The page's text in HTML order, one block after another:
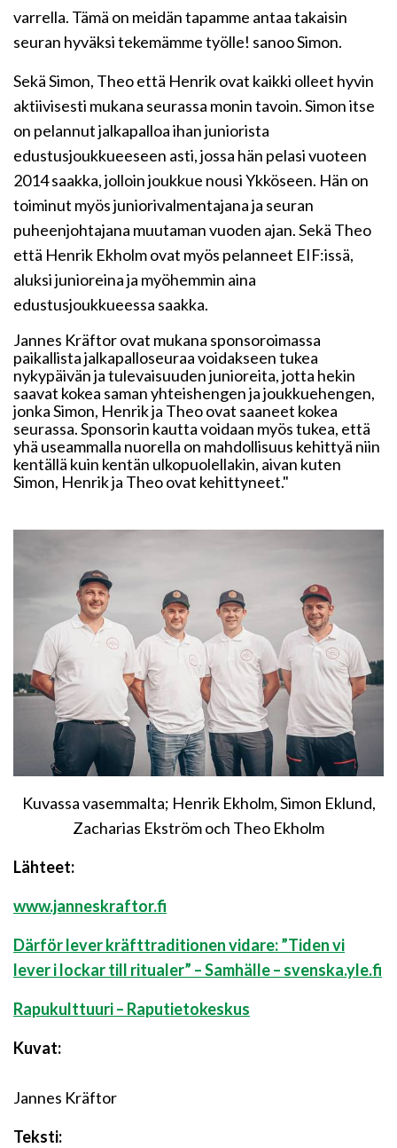
varrella. Tämä on meidän tapamme antaa takaisin
seuran hyväksi tekemämme työlle! sanoo Simon.
Sekä Simon, Theo että Henrik ovat kaikki olleet hyvin
aktiivisesti mukana seurassa monin tavoin. Simon itse
on pelannut jalkapalloa ihan juniorista
edustusjoukkueeseen asti, jossa hän pelasi vuoteen
2014 saakka, jolloin joukkue nousi Ykköseen. Hän on
toiminut myös juniorivalmentajana ja seuran
puheenjohtajana muutaman vuoden ajan. Sekä Theo
että Henrik Ekholm ovat myös pelanneet EIF:issä,
aluksi junioreina ja myöhemmin aina
edustusjoukkueessa saakka.
Jannes Kräftor ovat mukana sponsoroimassa
paikallista jalkapalloseuraa voidakseen tukea
nykypäivän ja tulevaisuuden junioreita, jotta hekin
saavat kokea saman yhteishengen ja joukkuehengen,
jonka Simon, Henrik ja Theo ovat saaneet kokea
seurassa. Sponsorin kautta voidaan myös tukea, että
yhä useammalla nuorella on mahdollisuus kehittyä niin
kentällä kuin kentän ulkopuolellakin, aivan kuten
Simon, Henrik ja Theo ovat kehittyneet."
Kuvassa vasemmalta; Henrik Ekholm, Simon Eklund,
Zacharias Ekström och Theo Ekholm
Lähteet:
www.janneskraftor.fi
Därför lever kräfttraditionen vidare: ”Tiden vi
lever i lockar till ritualer” – Samhälle – svenska.yle.fi
Rapukulttuuri – Raputietokeskus
Kuvat:
Jannes Kräftor
Teksti: